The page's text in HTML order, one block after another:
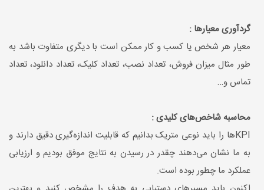
گردآوری معیارها :
معیار هر شخص یا کسب و کار ممکن است با دیگری متفاوت باشد به
طور مثال میزان فروش، تعداد نصب، تعداد کلیک، تعداد دانلود، تعداد
تماس و…
محاسبه شاخص‌های کلیدی :
KPIها را باید نوعی متریک بدانیم که قابلیت اندازه‌گیری دقیق دارند و
به ما نشان می‌دهند چقدر در رسیدن به نتایج موفق بودیم و ارزیابی
عملکرد ما چطور بوده است.